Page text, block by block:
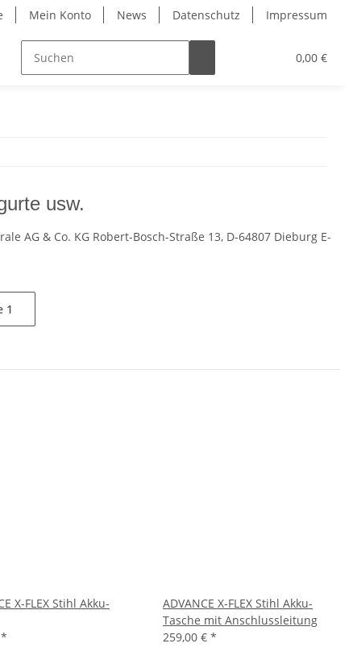
Mein Konto News Datenschutz Impressum
0,00 €
usw.
AG & Co. KG Robert-Bosch-Straße 13, D-64807 Dieburg E-
1
X-FLEX Stihl Akku-
*
ADVANCE X-FLEX Stihl Akku-
Tasche mit Anschlussleitung
259,00 € *